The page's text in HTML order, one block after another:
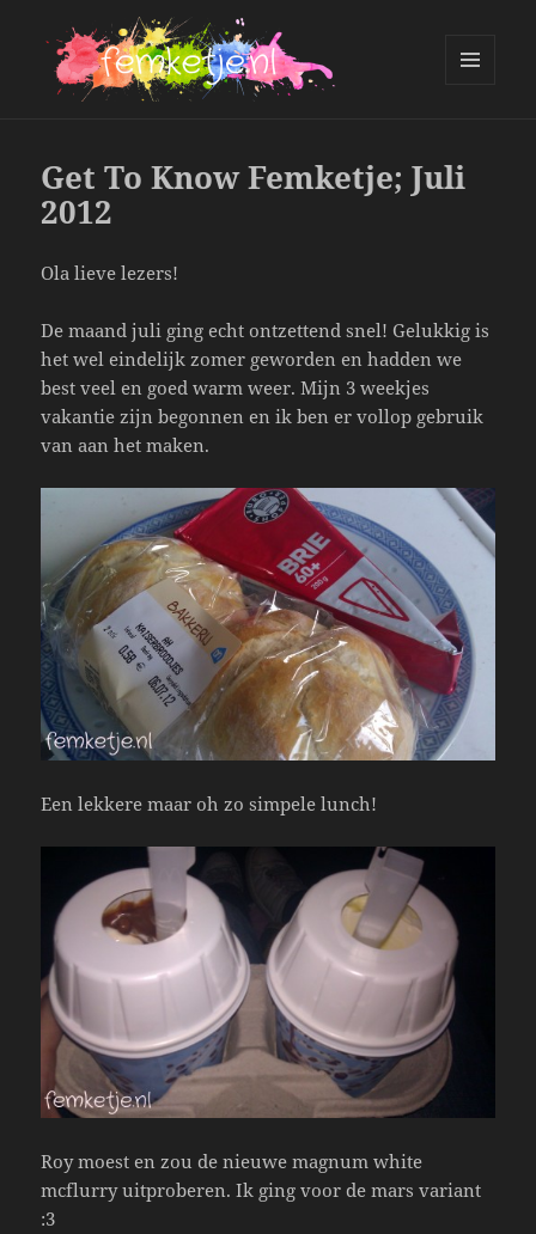
Get To Know Femketje; Juli
2012
Ola lieve lezers!
De maand juli ging echt ontzettend snel! Gelukkig is
het wel eindelijk zomer geworden en hadden we
best veel en goed warm weer. Mijn 3 weekjes
vakantie zijn begonnen en ik ben er vollop gebruik
van aan het maken.
Een lekkere maar oh zo simpele lunch!
Roy moest en zou de nieuwe magnum white
mcflurry uitproberen. Ik ging voor de mars variant
:3